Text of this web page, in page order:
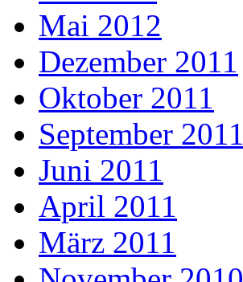
Mai 2012
Dezember 2011
Oktober 2011
September 2011
Juni 2011
April 2011
März 2011